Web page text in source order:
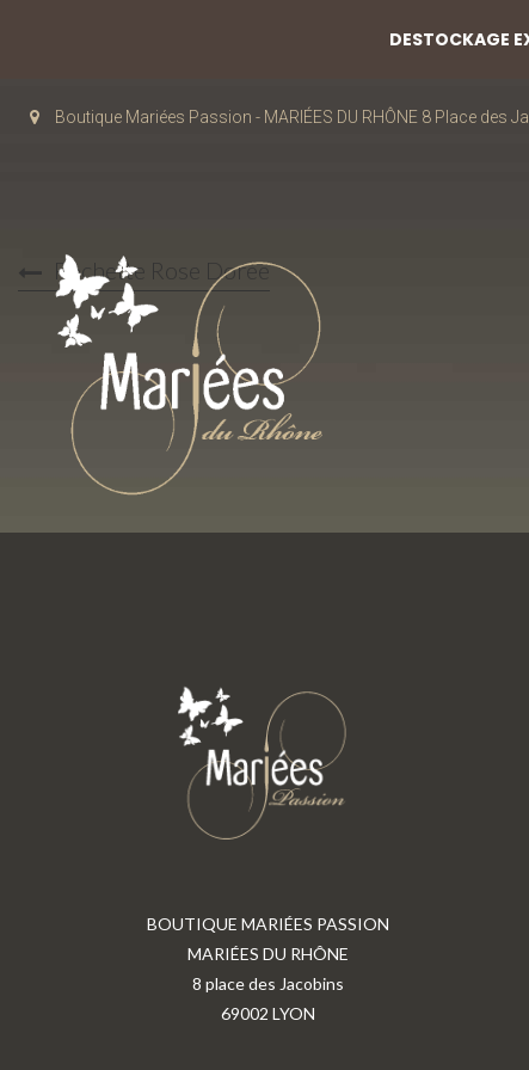
Boutique Mariées Passion - MARIÉES DU RHÔNE 8 Place des
Pochette Rose Dorée
BOUTIQUE MARIÉES PASSION
MARIÉES DU RHÔNE
8 place des Jacobins
69002 LYON
DESTOCKAGE